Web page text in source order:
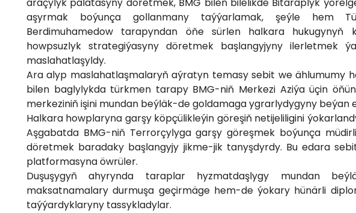
araçylyk palatasyny döretmek, BMG bilen bilelikde Bitaraplyk
aşyrmak boýunça gollanmany taýýarlamak, şeýle hem
Berdimuhamedow tarapyndan öňe sürlen halkara hukugynyň
howpsuzlyk strategiýasyny döretmek başlangyjyny ilerletmek
maslahatlaşyldy.
Ara alyp maslahatlaşmalaryň aýratyn temasy sebit we ählumumy
bilen baglylykda türkmen tarapy BMG-niň Merkezi Aziýa üçin
merkeziniň işini mundan beýläk-de goldamaga ygrarlydygyny beýan
Halkara howplaryna garşy köpçülikleýin göreşiň netijeliligini
Aşgabatda BMG-niň Terrorçylyga garşy göreşmek boýunça
döretmek baradaky başlangyjy jikme-jik tanyşdyrdy. Bu edara
platformasyna öwrüler.
Duşuşygyň ahyrynda taraplar hyzmatdaşlygy mundan
maksatnamalary durmuşa geçirmäge hem-de ýokary hünärli
taýýardyklaryny tassykladylar.